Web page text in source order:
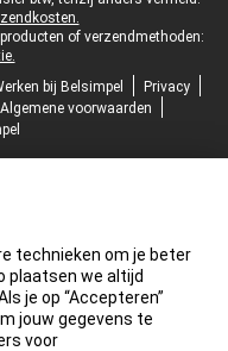
of verzendmethoden:
bij Belsimpel
Privacy
Algemene voorwaarden
technieken om je beter
plaatsen we altijd
je op “Accepteren”
jouw gegevens te
voor